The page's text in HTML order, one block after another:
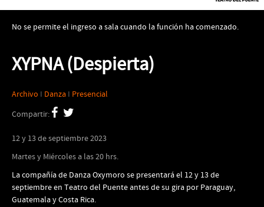
No se permite el ingreso a sala cuando la función ha comenzado.
XYPNA (Despierta)
Archivo I Danza I Presencial
Compartir:
12 y 13 de septiembre 2023
Martes y Miércoles a las 20 hrs.
La compañía de Danza Oxymoro se presentará el 12 y 13 de
septiembre en Teatro del Puente antes de su gira por Paraguay,
Guatemala y Costa Rica.